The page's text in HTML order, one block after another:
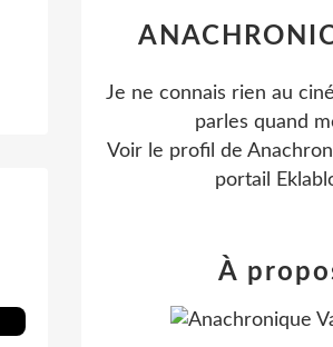
Je ne connais rien au
parles quand
Voir le profil de
portail
À